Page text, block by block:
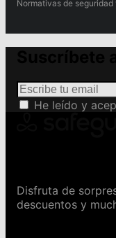
Normativas de
He leído y
Disfruta de
descuentos y